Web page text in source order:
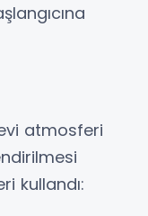
atmosferi
kullandı: